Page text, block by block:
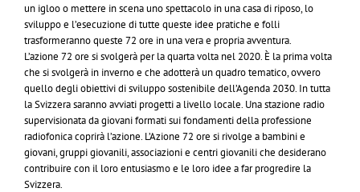
un igloo o mettere in scena uno spettacolo in una casa di riposo, lo
sviluppo e l’esecuzione di tutte queste idee pratiche e folli
trasformeranno queste 72 ore in una vera e propria avventura.
L’azione 72 ore si svolgerà per la quarta volta nel 2020. È la prima volta
che si svolgerà in inverno e che adotterà un quadro tematico, ovvero
quello degli obiettivi di sviluppo sostenibile dell’Agenda 2030. In tutta
la Svizzera saranno avviati progetti a livello locale. Una stazione radio
supervisionata da giovani formati sui fondamenti della professione
radiofonica coprirà l’azione. L’Azione 72 ore si rivolge a bambini e
giovani, gruppi giovanili, associazioni e centri giovanili che desiderano
contribuire con il loro entusiasmo e le loro idee a far progredire la
Svizzera.